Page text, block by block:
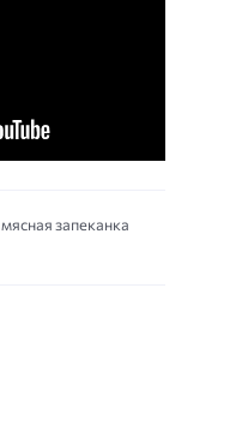
мясная запеканка